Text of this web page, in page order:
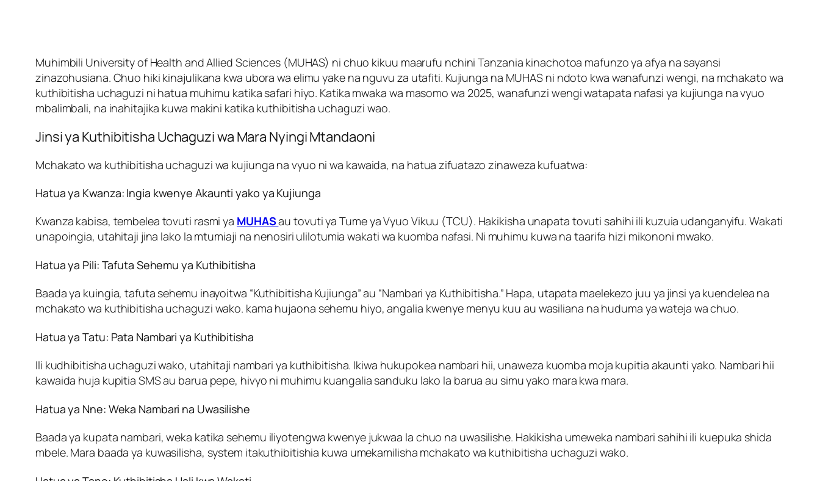
Muhimbili University of Health and Allied Sciences (MUHAS) ni chuo kikuu maarufu nchini Tanzania kinachotoa mafunzo ya afya na sayansi
zinazohusiana. Chuo hiki kinajulikana kwa ubora wa elimu yake na nguvu za utafiti. Kujiunga na MUHAS ni ndoto kwa wanafunzi wengi, na mchakato wa
kuthibitisha uchaguzi ni hatua muhimu katika safari hiyo. Katika mwaka wa masomo wa 2025, wanafunzi wengi watapata nafasi ya kujiunga na vyuo
mbalimbali, na inahitajika kuwa makini katika kuthibitisha uchaguzi wao.
Jinsi ya Kuthibitisha Uchaguzi wa Mara Nyingi Mtandaoni
Mchakato wa kuthibitisha uchaguzi wa kujiunga na vyuo ni wa kawaida, na hatua zifuatazo zinaweza kufuatwa:
Hatua ya Kwanza: Ingia kwenye Akaunti yako ya Kujiunga
Kwanza kabisa, tembelea tovuti rasmi ya MUHASau tovuti ya Tume ya Vyuo Vikuu (TCU). Hakikisha unapata tovuti sahihi ili kuzuia udanganyifu. Wakati
unapoingia, utahitaji jina lako la mtumiaji na nenosiri ulilotumia wakati wa kuomba nafasi. Ni muhimu kuwa na taarifa hizi mikononi mwako.
Hatua ya Pili: Tafuta Sehemu ya Kuthibitisha
Baada ya kuingia, tafuta sehemu inayoitwa “Kuthibitisha Kujiunga” au “Nambari ya Kuthibitisha.” Hapa, utapata maelekezo juu ya jinsi ya kuendelea na
mchakato wa kuthibitisha uchaguzi wako. kama hujaona sehemu hiyo, angalia kwenye menyu kuu au wasiliana na huduma ya wateja wa chuo.
Hatua ya Tatu: Pata Nambari ya Kuthibitisha
Ili kudhibitisha uchaguzi wako, utahitaji nambari ya kuthibitisha. Ikiwa hukupokea nambari hii, unaweza kuomba moja kupitia akaunti yako. Nambari hii
kawaida huja kupitia SMS au barua pepe, hivyo ni muhimu kuangalia sanduku lako la barua au simu yako mara kwa mara.
Hatua ya Nne: Weka Nambari na Uwasilishe
Baada ya kupata nambari, weka katika sehemu iliyotengwa kwenye jukwaa la chuo na uwasilishe. Hakikisha umeweka nambari sahihi ili kuepuka shida
mbele. Mara baada ya kuwasilisha, system itakuthibitishia kuwa umekamilisha mchakato wa kuthibitisha uchaguzi wako.